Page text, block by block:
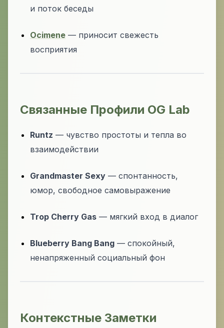
и поток беседы
Ocimene — приносит свежесть
восприятия
Связанные Профили OG Lab
Runtz — чувство простоты и тепла во
взаимодействии
Grandmaster Sexy — спонтанность,
юмор, свободное самовыражение
Trop Cherry Gas — мягкий вход в диалог
Blueberry Bang Bang — спокойный,
ненапряженный социальный фон
Контекстные Заметки